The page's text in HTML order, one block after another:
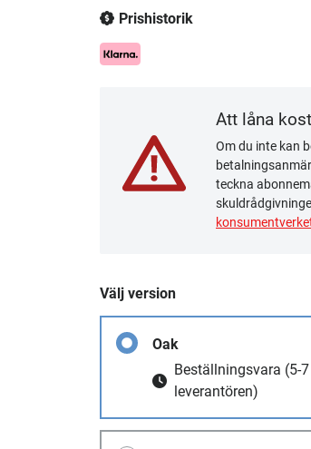
Prishistorik
Att låna
Om du inte kan
teckna
Välj version
Oak
Beställningsvara (5-
leverantören)